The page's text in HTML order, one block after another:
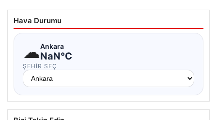
Hava Durumu
☁Ankara
NaN°C
ŞEHIR SEÇ